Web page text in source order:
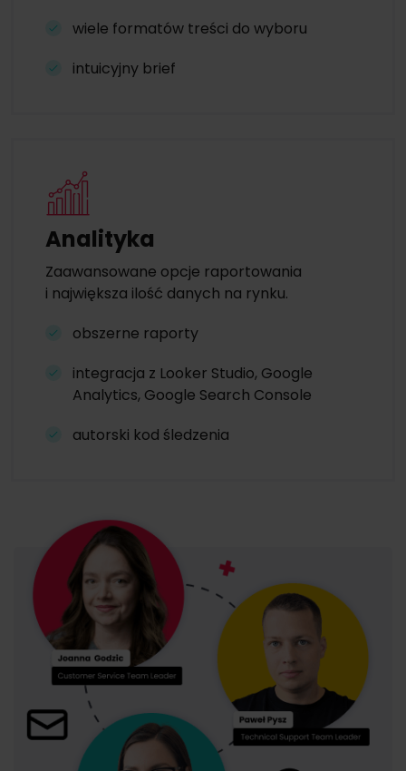
wiele formatów treści do wyboru
intuicyjny brief
Analityka
Zaawansowane opcje raportowania
i największa ilość danych na rynku.
obszerne raporty
integracja z Looker Studio, Google
Analytics, Google Search Console
autorski kod śledzenia